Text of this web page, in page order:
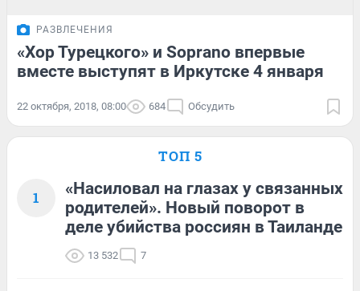
РАЗВЛЕЧЕНИЯ
«Хор Турецкого» и Soprano впервые
вместе выступят в Иркутске 4 января
22 октября, 2018, 08:00 684 Обсудить
ТОП 5
1
«Насиловал на глазах у связанных
родителей». Новый поворот в
деле убийства россиян в Таиланде
13 532 7